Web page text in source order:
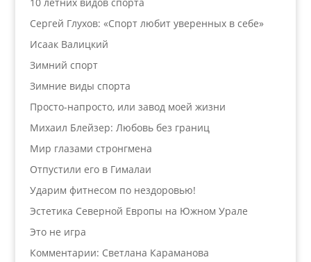
Сергей Глухов: «Спорт любит уверенных в себе»
Исаак Валицкий
Зимний спорт
Зимние виды спорта
Просто-напросто, или завод моей жизни
Михаил Блейзер: Любовь без границ
Мир глазами стронгмена
Отпустили его в Гималаи
Ударим фитнесом по нездоровью!
Эстетика Северной Европы на Южном Урале
Это не игра
Комментарии: Светлана Караманова